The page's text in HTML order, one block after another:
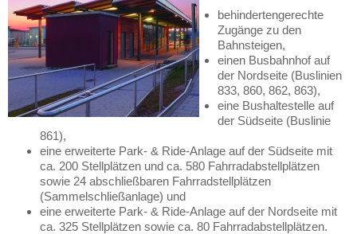
behindertengerechte
Zugänge zu den
Bahnsteigen,
einen Busbahnhof auf
der Nordseite (Buslinien
833, 860, 862, 863),
eine Bushaltestelle auf
der Südseite (Buslinie
861),
eine erweiterte Park- & Ride-Anlage auf der Südseite mit
ca. 200 Stellplätzen und ca. 580 Fahrradabstellplätzen
sowie 24 abschließbaren Fahrradstellplätzen
(Sammelschließanlage) und
eine erweiterte Park- & Ride-Anlage auf der Nordseite mit
ca. 325 Stellplätzen sowie ca. 80 Fahrradabstellplätzen.